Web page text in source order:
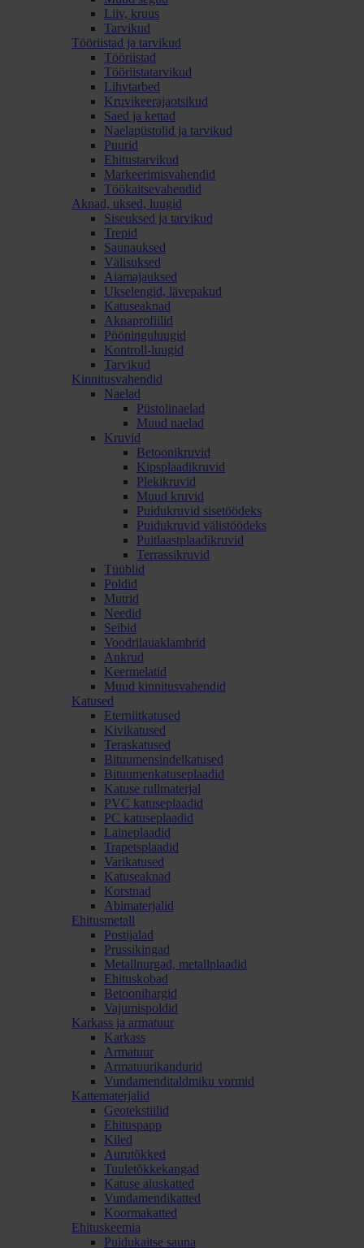
Liiv, kruus
Tarvikud
Tööriistad ja tarvikud
Tööriistad
Tööriistatarvikud
Lihvtarbed
Kruvikeerajaotsikud
Saed ja kettad
Naelapüstolid ja tarvikud
Puurid
Ehitustarvikud
Markeerimisvahendid
Töökaitsevahendid
Aknad, uksed, luugid
Siseuksed ja tarvikud
Trepid
Saunauksed
Välisuksed
Aiamajauksed
Ukselengid, lävepakud
Katuseaknad
Aknaprofiilid
Pööninguluugid
Kontroll-luugid
Tarvikud
Kinnitusvahendid
Naelad
Püstolinaelad
Muud naelad
Kruvid
Betoonikruvid
Kipsplaadikruvid
Plekikruvid
Muud kruvid
Puidukruvid sisetöödeks
Puidukruvid välistöödeks
Puitlaastplaadikruvid
Terrassikruvid
Tüüblid
Poldid
Mutrid
Needid
Seibid
Voodrilauaklambrid
Ankrud
Keermelatid
Muud kinnitusvahendid
Katused
Eterniitkatused
Kivikatused
Teraskatused
Bituumensindelkatused
Bituumenkatuseplaadid
Katuse rullmaterjal
PVC katuseplaadid
PC katuseplaadid
Laineplaadid
Trapetsplaadid
Varikatused
Katuseaknad
Korstnad
Abimaterjalid
Ehitusmetall
Postijalad
Prussikingad
Metallnurgad, metallplaadid
Ehituskobad
Betoonihargid
Vajumispoldid
Karkass ja armatuur
Karkass
Armatuur
Armatuurikandurid
Vundamenditaldmiku vormid
Kattematerjalid
Geotekstiilid
Ehituspapp
Kiled
Aurutõkked
Tuuletõkkekangad
Katuse aluskatted
Vundamendikatted
Koormakatted
Ehituskeemia
Puidukaitse sauna